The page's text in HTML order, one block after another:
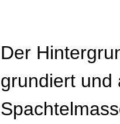
Der
grundiert und